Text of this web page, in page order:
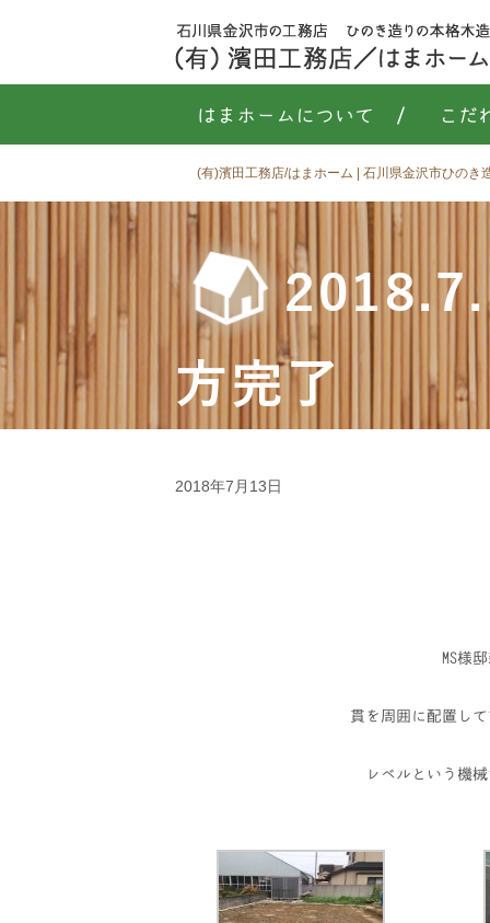
はまホームについて / こだ
(有)濱田工務店/はまホーム | 石川県金沢市ひのき
方完了
2018年7月13日
MS様
貫を周囲に配置し
レベルという機